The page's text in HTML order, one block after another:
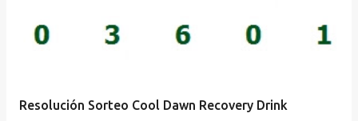
Resolución Sorteo Cool Dawn Recovery Drink